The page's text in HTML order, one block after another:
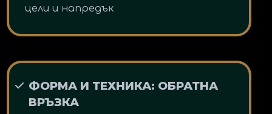
цели и напредък
ФОРМА И ТЕХНИКА: ОБРАТНА
ВРЪЗКА